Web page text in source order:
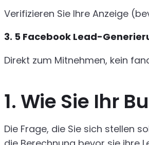
Verifizieren Sie Ihre Anzeige
3. 5 Facebook Lead-
Direkt zum Mitnehmen, kein
1. Wie Sie Ihr
Die Frage, die Sie sich stellen